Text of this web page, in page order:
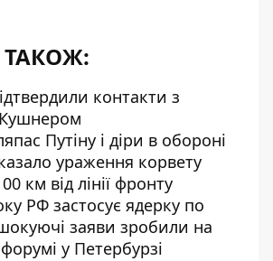
ТАКОЖ:
контакти з
Путіну і діри в обороні
ураження корвету
км від лінії фронту
РФ застосує ядерку по
шокуючі заяви зробили на
у Петербурзі